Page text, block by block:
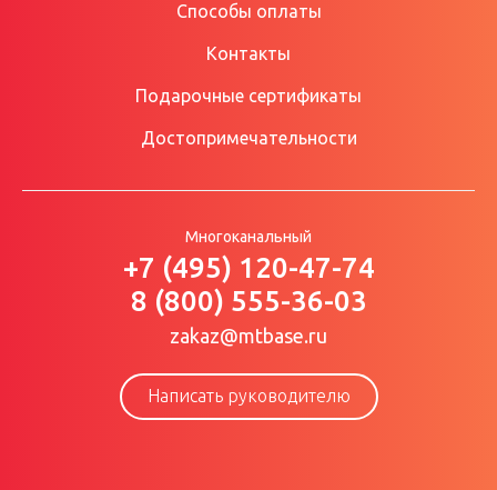
Способы оплаты
Контакты
Подарочные сертификаты
Достопримечательности
Многоканальный
+7 (495) 120-47-74
8 (800) 555-36-03
zakaz@mtbase.ru
Написать руководителю